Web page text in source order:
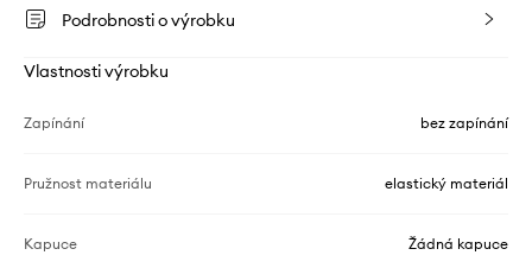
Podrobnosti o výrobku
Vlastnosti výrobku
Zapínání bez zapínání
Pružnost materiálu elastický materiál
Kapuce Žádná kapuce